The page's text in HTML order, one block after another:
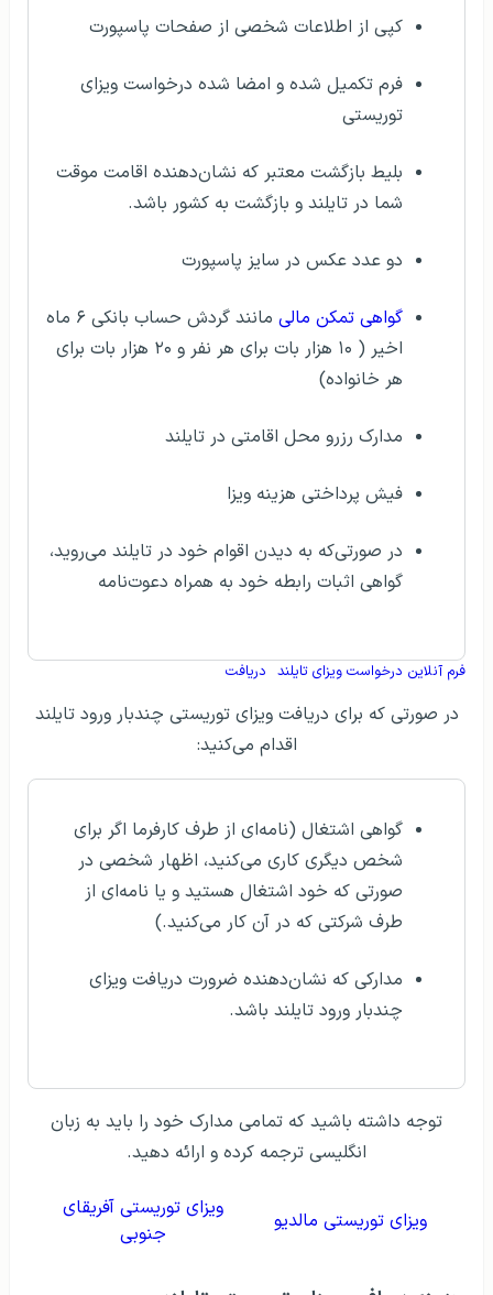
کپی از اطلاعات شخصی از صفحات پاسپورت
فرم تکمیل شده و امضا شده درخواست ویزای
توریستی
بلیط بازگشت معتبر که نشان‌دهنده اقامت موقت
شما در تایلند و بازگشت به کشور باشد.
دو عدد عکس در سایز پاسپورت
گواهی تمکن مالی
مانند گردش حساب بانکی ۶ ماه
اخیر ( ۱۰ هزار بات برای هر نفر و ۲۰ هزار بات برای
هر خانواده)
مدارک رزرو محل اقامتی در تایلند
فیش پرداختی هزینه ویزا
در صورتی‌که به دیدن اقوام خود در تایلند می‌روید،
گواهی اثبات رابطه خود به همراه دعوت‌نامه
فرم آنلاین درخواست ویزای تایلند دریافت
در صورتی که برای دریافت ویزای توریستی چندبار ورود تایلند
اقدام می‌کنید:
گواهی اشتغال (نامه‌ای از طرف کارفرما اگر برای
شخص دیگری کاری می‌کنید، اظهار شخصی در
صورتی که خود اشتغال هستید و یا نامه‌ای از
طرف شرکتی که در آن کار می‌کنید.)
مدارکی که نشان‌دهنده ضرورت دریافت ویزای
چندبار ورود تایلند باشد.
توجه داشته باشید که تمامی مدارک خود را باید به زبان
انگلیسی ترجمه کرده و ارائه دهید.
ویزای توریستی مالدیو
ویزای توریستی آفریقای
جنوبی